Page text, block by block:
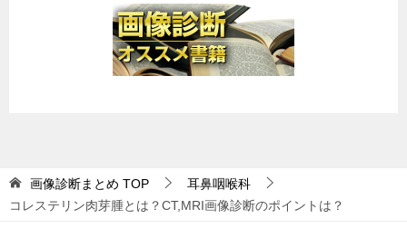
画像診断まとめ TOP
耳鼻咽喉科
コレステリン肉芽腫とは？CT,MRI画像診断のポイントは？